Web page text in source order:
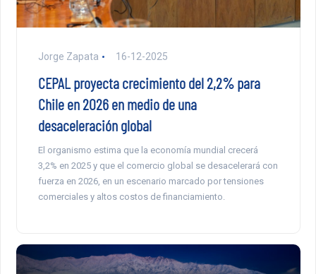
Jorge Zapata 16-12-2025
CEPAL proyecta crecimiento del 2,2% para
Chile en 2026 en medio de una
desaceleración global
El organismo estima que la economía mundial crecerá
3,2% en 2025 y que el comercio global se desacelerará con
fuerza en 2026, en un escenario marcado por tensiones
comerciales y altos costos de financiamiento.